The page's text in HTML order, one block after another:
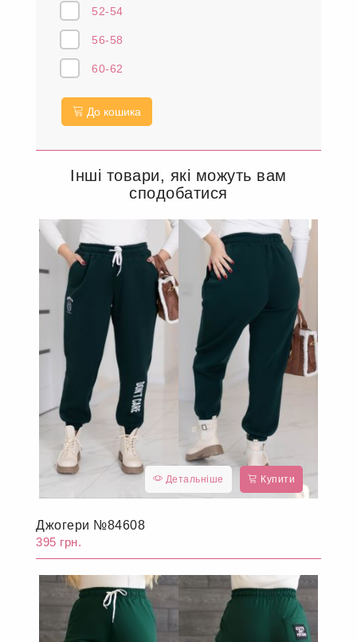
52-54
56-58
60-62
До кошика
Інші товари, які можуть вам
сподобатися
Детальніше Купити
Джогери №84608
395 грн.